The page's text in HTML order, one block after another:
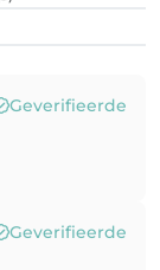
Geverifieerde
Geverifieerde